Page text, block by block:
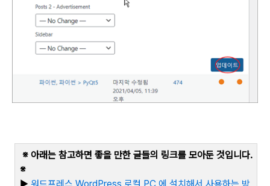
※ 아래는 참고하면 좋을 만한 글들의 링크를 모아둔 것입니다.
※